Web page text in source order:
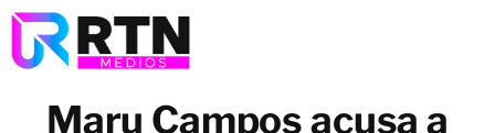
Maru Campos acusa a